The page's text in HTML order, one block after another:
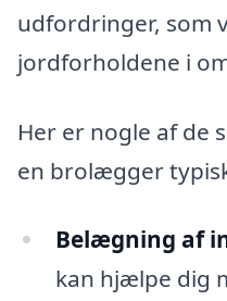
udfordringer, som
jordforholdene i
Her er nogle af de
en brolægger
Belægning af
kan hjælpe dig